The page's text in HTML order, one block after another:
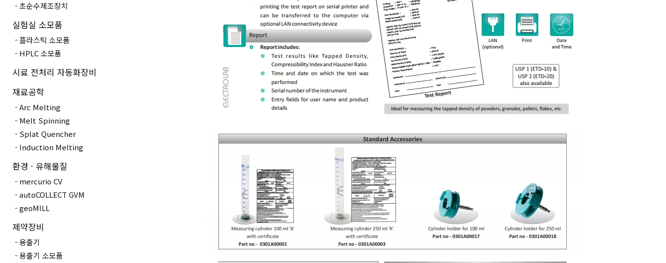
초순수제조장치
실험실 소모품
플라스틱 소모품
HPLC 소모품
시료 전처리 자동화장비
재료공학
Arc Melting
Melt Spinning
Splat Quencher
Induction Melting
환경 · 유해물질
mercurio CV
autoCOLLECT GVM
geoMILL
제약장비
용출기
용출기 소모품